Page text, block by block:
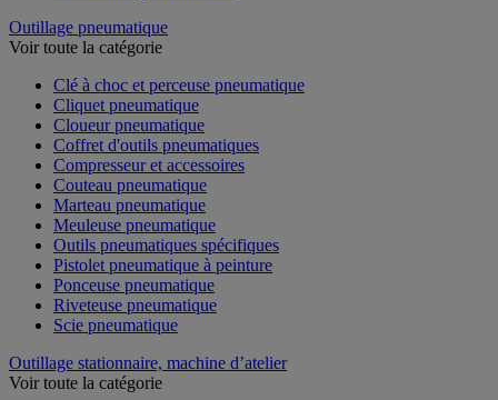
Outillage pneumatique
Voir toute la catégorie
Clé à choc et perceuse pneumatique
Cliquet pneumatique
Cloueur pneumatique
Coffret d'outils pneumatiques
Compresseur et accessoires
Couteau pneumatique
Marteau pneumatique
Meuleuse pneumatique
Outils pneumatiques spécifiques
Pistolet pneumatique à peinture
Ponceuse pneumatique
Riveteuse pneumatique
Scie pneumatique
Outillage stationnaire, machine d’atelier
Voir toute la catégorie